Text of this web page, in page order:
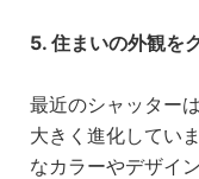
5. 住まいの外観を
最近のシャッター
大きく進化してい
なカラーやデザイ